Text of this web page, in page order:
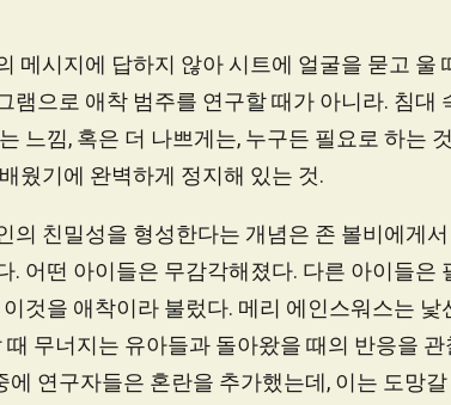
메시지에 답하지 않아 시트에 얼굴을 묻고 울
램으로 애착 범주를 연구할 때가 아니라. 침대
느낌, 혹은 더 나쁘게는, 누구든 필요로 하는
웠기에 완벽하게 정지해 있는 것.
의 친밀성을 형성한다는 개념은 존 볼비에게
. 어떤 아이들은 무감각해졌다. 다른 아이들은
것을 애착이라 불렀다. 메리 에인스워스는
때 무너지는 유아들과 돌아왔을 때의 반응을
에 연구자들은 혼란을 추가했는데, 이는 도망